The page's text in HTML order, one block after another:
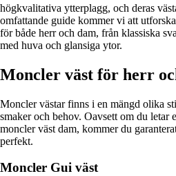
högkvalitativa ytterplagg, och deras
omfattande guide kommer vi att
för både herr och dam, från klassiska
med huva och glansiga ytor.
Moncler väst för herr
Moncler västar finns i en mängd olika
smaker och behov. Oavsett om du letar
moncler väst dam, kommer du
perfekt.
Moncler Gui väst